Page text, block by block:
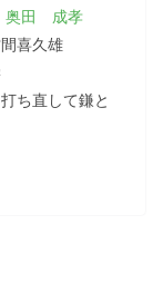
田 成孝
喜久雄
ち直して鎌と